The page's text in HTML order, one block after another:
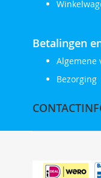
Betalingen
Algemene
Bezorging